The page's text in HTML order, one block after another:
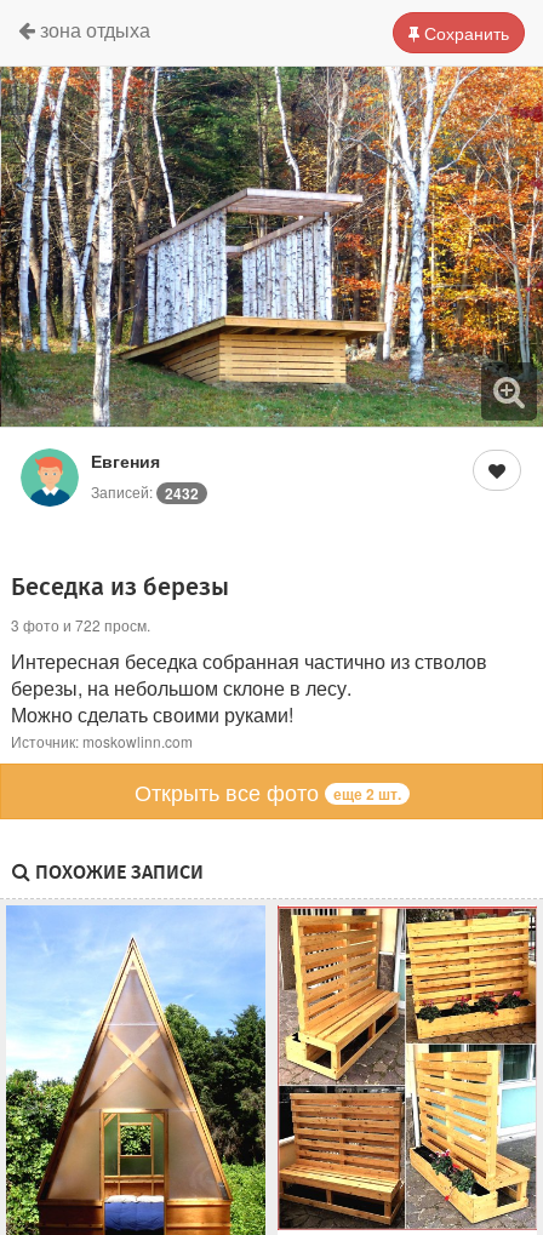
Сохранить
зона отдыха
Евгения
Записей: 2432
Беседка из березы
3 фото и 722 просм.
Интересная беседка собранная частично из стволов
березы, на небольшом склоне в лесу.
Можно сделать своими руками!
Источник: moskowlinn.com
Открыть все фото еще 2 шт.
ПОХОЖИЕ ЗАПИСИ